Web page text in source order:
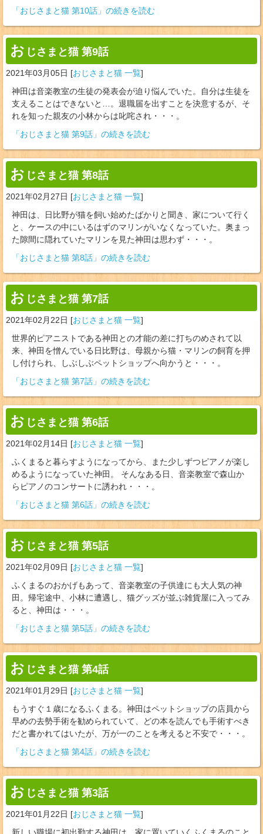
「おじさまと猫 第10話」の続きを読む
お じさまと猫 第9話
2021年03月05日 [おじさまと猫 一覧]
神田は音楽教室の生徒の発表会が迫り悩んでいた。自分は生徒を
支えることはできないと…。退職届を出すことを決意するが、そ
れを知った親友の小林からは叱咤され・・・。
「おじさまと猫 第9話」の続きを読む
お じさまと猫 第8話
2021年02月27日 [おじさまと猫 一覧]
神田は、日比野が猫を飼い始めたばかりと聞き、家について行く
と、ケースの中にいるはずのマリンがいなくなっていた。奥まっ
た隙間に隠れていたマリンを見た神田は思わず・・・。
「おじさまと猫 第8話」の続きを読む
お じさまと猫 第7話
2021年02月22日 [おじさまと猫 一覧]
世界的ピアニストである神田との才能の差に打ちのめされて以
来、神田を憎んでいる日比野は、母親から猫・マリンの飼育を押
し付けられ、しぶしぶペットショップへ向かうと・・・。
「おじさまと猫 第7話」の続きを読む
お じさまと猫 第6話
2021年02月14日 [おじさまと猫 一覧]
ふくまると暮らすようになってから、また少しずつピアノが楽し
めるようになっていた神田。 そんなある日、音楽教室で森山か
らピアノのコンサートに誘われ・・・。
「おじさまと猫 第6話」の続きを読む
お じさまと猫 第5話
2021年02月09日 [おじさまと猫 一覧]
ふくまるのおかげもあって、音楽教室の子供達にも大人気の神
田。帰宅途中、小林に遭遇し、猫グッズが並ぶ雑貨屋に入ってみ
ると、神田は・・・。
「おじさまと猫 第5話」の続きを読む
お じさまと猫 第4話
2021年01月29日 [おじさまと猫 一覧]
もうすぐ１歳になるふくまる。神田はペットショップの店員から
早めの去勢手術を勧められていて、どの本を読んでも手術すべき
だと書かれてはいたが、万が一のことを考えると不安で・・・。
「おじさまと猫 第4話」の続きを読む
お じさまと猫 第3話
2021年01月22日 [おじさまと猫 一覧]